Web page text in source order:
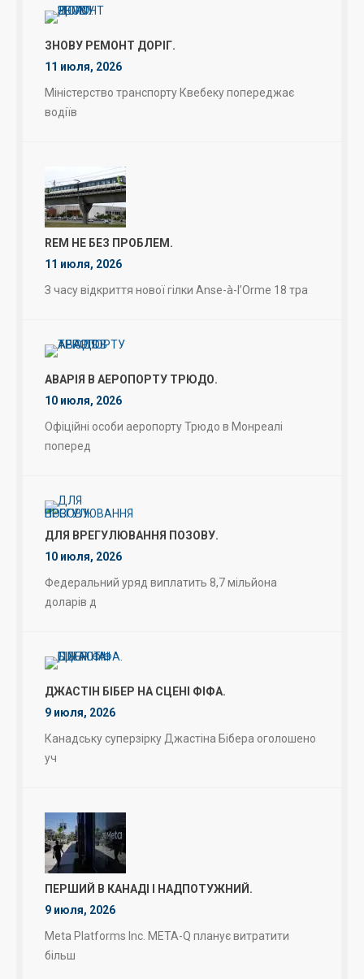
ЗНОВУ РЕМОНТ ДОРІГ.
11 июля, 2026
Міністерство транспорту Квебеку попереджає
водіїв
REM НЕ БЕЗ ПРОБЛЕМ.
11 июля, 2026
З часу відкриття нової гілки Anse-à-l’Orme 18 тра
АВАРІЯ В АЕРОПОРТУ ТРЮДО.
10 июля, 2026
Офіційні особи аеропорту Трюдо в Монреалі
поперед
ДЛЯ ВРЕГУЛЮВАННЯ ПОЗОВУ.
10 июля, 2026
Федеральний уряд виплатить 8,7 мільйона
доларів д
ДЖАСТІН БІБЕР НА СЦЕНІ ФІФА.
9 июля, 2026
Канадську суперзірку Джастіна Бібера оголошено
уч
ПЕРШИЙ В КАНАДІ І НАДПОТУЖНИЙ.
9 июля, 2026
Meta Platforms Inc. META-Q планує витратити
більш